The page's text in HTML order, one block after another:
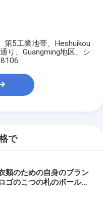
第5工業地帯、Heshuikou
り、Guangming地区、シ
で
類のための自身のブラン
ゴのこつの札のボール紙